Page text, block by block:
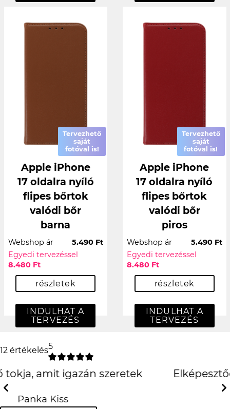
Tervezhető
saját
fotóval is!
Apple iPhone
17 oldalra nyíló
flipes bőrtok
valódi bőr
barna
Webshop ár
5.490 Ft
Egyedi tervezéssel
8.480 Ft
részletek
INDULHAT A
TERVEZÉS
Tervezhető
saját
fotóval is!
Apple iPhone
17 oldalra nyíló
flipes bőrtok
valódi bőr
piros
Webshop ár
5.490 Ft
Egyedi tervezéssel
8.480 Ft
részletek
INDULHAT A
TERVEZÉS
12 értékelés5
Elképesztően jó lett, köszönöm
Kinga Borsos-Kuti
Previous